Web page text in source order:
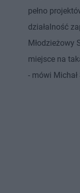
pełno
działalność
Młodzieżowy
miejsce na
- mówi